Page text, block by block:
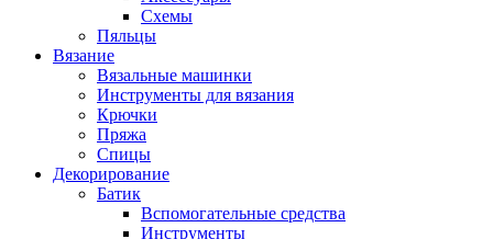
Схемы
Пяльцы
Вязание
Вязальные машинки
Инструменты для вязания
Крючки
Пряжа
Спицы
Декорирование
Батик
Вспомогательные средства
Инструменты